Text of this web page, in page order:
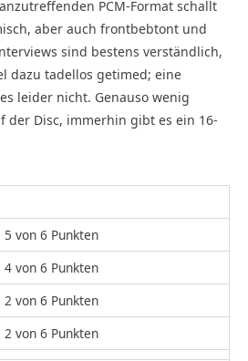
PCM-Format schallt
aber auch frontbebtont und
sind bestens verständlich,
dazu tadellos getimed; eine
leider nicht. Genauso wenig
der Disc, immerhin gibt es ein 16-
5 von 6 Punkten
4 von 6 Punkten
2 von 6 Punkten
2 von 6 Punkten